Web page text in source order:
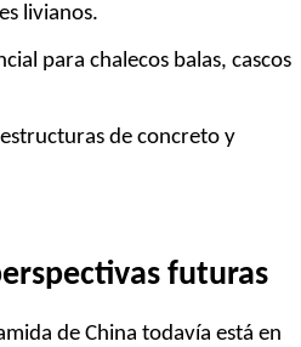
livianos.
para chalecos balas, cascos
de concreto y
futuras
de China todavía está en